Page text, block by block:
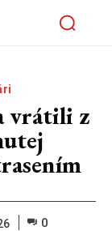
vrátili z
0